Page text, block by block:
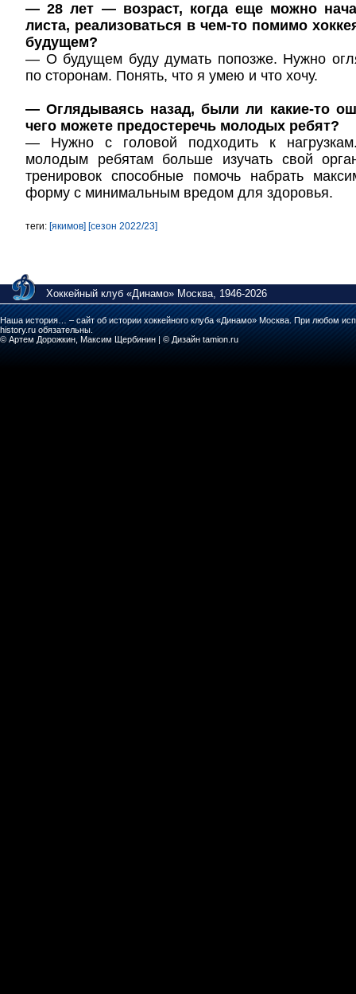
— 28 лет — возраст, когда еще можно
листа, реализоваться в чем-то помимо
будущем?
— О будущем буду думать попозже. Нужно
по сторонам. Понять, что я умею и что хочу.
— Оглядываясь назад, были ли какие-то
чего можете предостеречь молодых ребят?
— Нужно с головой подходить к
молодым ребятам больше изучать свой
тренировок способные помочь набрать
форму с минимальным вредом для здоровья.
теги: [якимов] [сезон 2022/23]
Хоккейный клуб «Динамо» Москва, 1946-2026
Наша история… – сайт об истории хоккейного клуба «Динамо» Москва. При любом
history.ru обязательны.
© Артем Дорожкин, Максим Щербинин | © Дизайн tamion.ru